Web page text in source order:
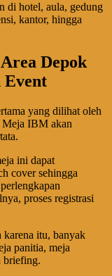
di hotel, aula, gedung
kantor, hingga
Depok
Event
yang dilihat oleh
Meja IBM akan
ini dapat
cover sehingga
proses registrasi
itu, banyak
panitia, meja
briefing.